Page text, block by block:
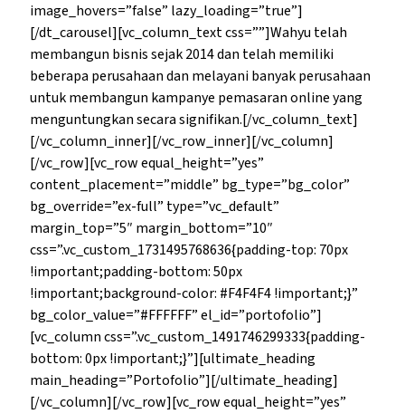
image_hovers=”false” lazy_loading=”true”]
[/dt_carousel][vc_column_text css=””]Wahyu telah
membangun bisnis sejak 2014 dan telah memiliki
beberapa perusahaan dan melayani banyak perusahaan
untuk membangun kampanye pemasaran online yang
menguntungkan secara signifikan.[/vc_column_text]
[/vc_column_inner][/vc_row_inner][/vc_column]
[/vc_row][vc_row equal_height=”yes”
content_placement=”middle” bg_type=”bg_color”
bg_override=”ex-full” type=”vc_default”
margin_top=”5″ margin_bottom=”10″
css=”.vc_custom_1731495768636{padding-top: 70px
!important;padding-bottom: 50px
!important;background-color: #F4F4F4 !important;}”
bg_color_value=”#FFFFFF” el_id=”portofolio”]
[vc_column css=”.vc_custom_1491746299333{padding-
bottom: 0px !important;}”][ultimate_heading
main_heading=”Portofolio”][/ultimate_heading]
[/vc_column][/vc_row][vc_row equal_height=”yes”